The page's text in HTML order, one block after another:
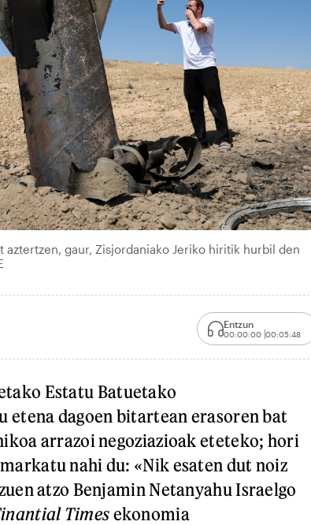
aztertzen, gaur, Zisjordaniako Jeriko hiritik hurbil den
Entzun
00:00:00 00:05:48
Estatu Batuetako
etena dagoen bitartean erasoren bat
arrazoi negoziazioak eteteko; hori
nahi du: «Nik esaten dut noiz
atzo Benjamin Netanyahu Israelgo
Timesekonomia